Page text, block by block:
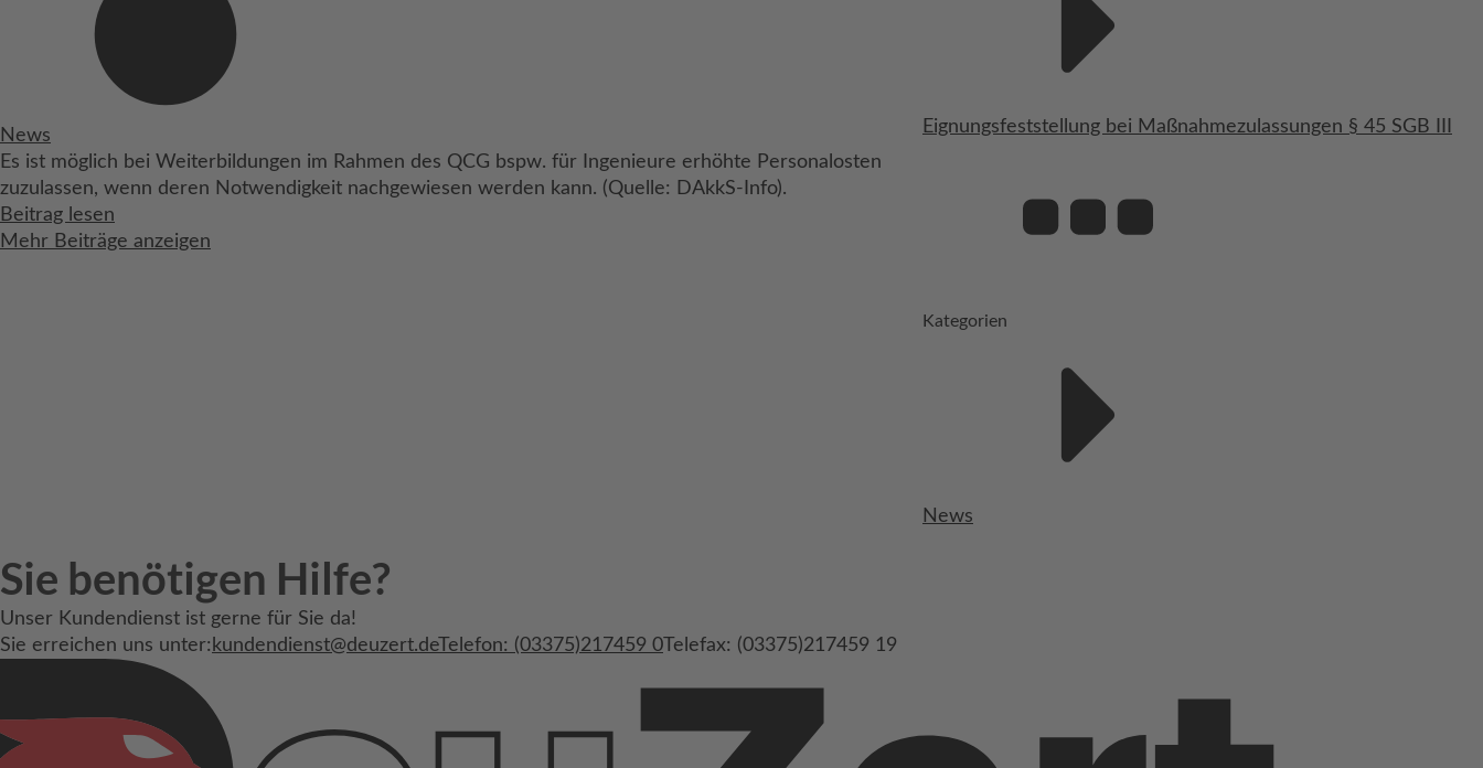
News
Es ist möglich bei Weiterbildungen im Rahmen des QCG bspw. für Ingenieure erhöhte Personalosten
zuzulassen, wenn deren Notwendigkeit nachgewiesen werden kann. (Quelle: DAkkS-Info).
Beitrag lesen
Mehr Beiträge anzeigen
Eignungsfeststellung bei Maßnahmezulassungen § 45 SGB III
Kategorien
News
Sie benötigen Hilfe?
Unser Kundendienst ist gerne für Sie da!
Sie erreichen uns unter: kundendienst@deuzert.deTelefon: (03375)217459 0Telefax: (03375)217459 19